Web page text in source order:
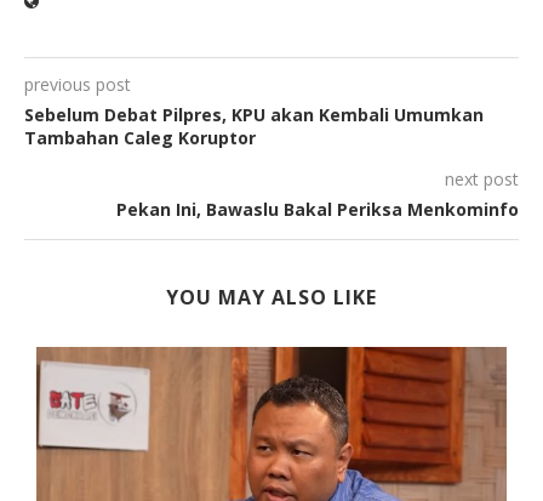
previous post
Sebelum Debat Pilpres, KPU akan Kembali Umumkan
Tambahan Caleg Koruptor
next post
Pekan Ini, Bawaslu Bakal Periksa Menkominfo
YOU MAY ALSO LIKE